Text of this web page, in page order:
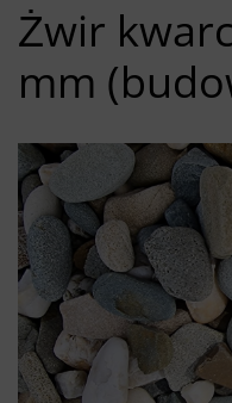
Żwir
mm